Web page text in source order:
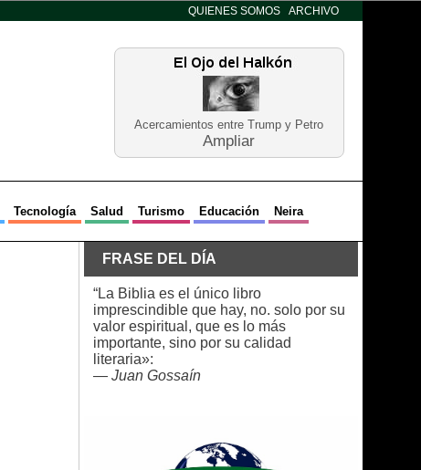
QUIENES SOMOS ARCHIVO
Acercamientos entre Trump y Petro
Ampliar
Tecnología Salud Turismo Educación Neira
FRASE DEL DÍA
“La Biblia es el único libro
imprescindible que hay, no. solo por su
valor espiritual, que es lo más
importante, sino por su calidad
literaria»:
— Juan Gossaín